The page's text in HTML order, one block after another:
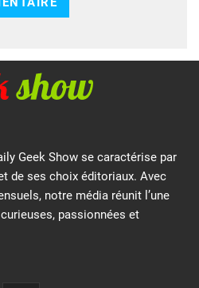
Geek Show se caractérise par
de ses choix éditoriaux. Avec
notre média réunit l’une
passionnées et